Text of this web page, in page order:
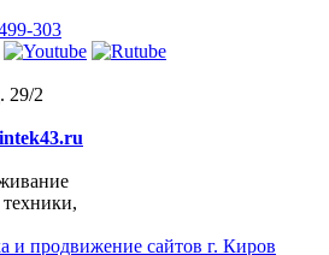
303
29/2